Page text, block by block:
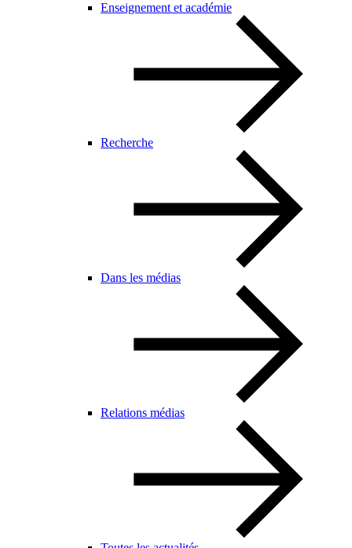
Enseignement et académie
Recherche
Dans les médias
Relations médias